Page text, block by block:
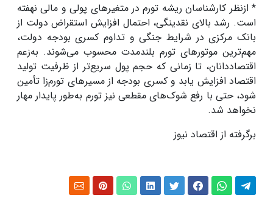
* ازنظر کارشناسان ریشه تورم در متغیرهای پولی و مالی نهفته
است. رشد بالای نقدینگی، احتمال افزایش استقراض دولت از
بانک مرکزی در شرایط جنگی و تداوم کسری بودجه دولت،
مهم‌ترین موتورهای تورم بلندمدت محسوب می‌شوند. به‌زعم
اقتصاددانان، تا زمانی که حجم پول سریع‌تر از ظرفیت تولید
اقتصاد افزایش یابد و کسری بودجه از مسیرهای تورم‌زا تأمین
شود، حتی با رفع شوک‌های مقطعی نیز تورم به‌طور پایدار مهار
نخواهد شد.
برگرفته از اقتصاد نیوز